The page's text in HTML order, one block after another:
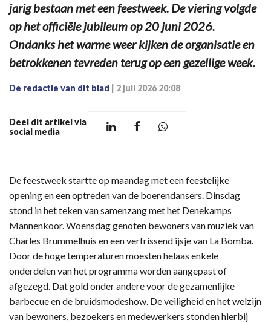
jarig bestaan met een feestweek. De viering volgde
op het officiële jubileum op 20 juni 2026.
Ondanks het warme weer kijken de organisatie en
betrokkenen tevreden terug op een gezellige week.
De redactie van dit blad 2 juli 2026 20:08
Deel dit artikel via
social media
De feestweek startte op maandag met een feestelijke
opening en een optreden van de boerendansers. Dinsdag
stond in het teken van samenzang met het Denekamps
Mannenkoor. Woensdag genoten bewoners van muziek van
Charles Brummelhuis en een verfrissend ijsje van La Bomba.
Door de hoge temperaturen moesten helaas enkele
onderdelen van het programma worden aangepast of
afgezegd. Dat gold onder andere voor de gezamenlijke
barbecue en de bruidsmodeshow. De veiligheid en het welzijn
van bewoners, bezoekers en medewerkers stonden hierbij